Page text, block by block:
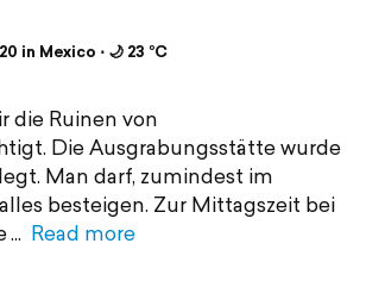
in Mexico ⋅ 🌙 23 °C
die Ruinen von
Die Ausgrabungsstätte wurde
Man darf, zumindest im
besteigen. Zur Mittagszeit bei
Read more